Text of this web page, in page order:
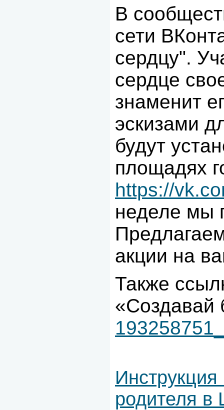
В
сети
сердцу".
сердце
знаменит
эскизами
будут
площадях
https://
неделе мы
акции на
Также
Инструкция
родителя